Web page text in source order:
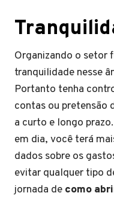
Organizando o setor
tranquilidade nesse
Portanto tenha
contas ou pretensão
a curto e longo
em dia, você terá
dados sobre os
evitar qualquer tipo
jornada de como